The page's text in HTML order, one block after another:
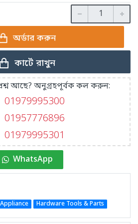
অর্ডার করুন
কার্টে রাখুন
আছে? অনুগ্রহপূর্বক কল করুন:
01979995300
01957776896
01979995301
WhatsApp
Hardware Tools & Parts